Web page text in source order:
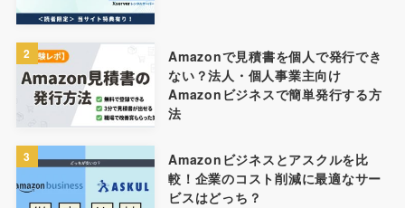
2
Amazonで見積書を個人で発行でき
ない？法人・個人事業主向け
Amazonビジネスで簡単発行する方
法
3
Amazonビジネスとアスクルを比
較！企業のコスト削減に最適なサー
ビスはどっち？